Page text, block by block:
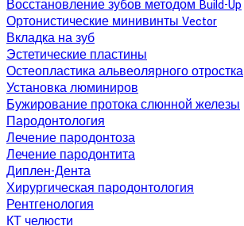
Восстановление зубов методом Build-Up
Ортонистические минивинты Vector
Вкладка на зуб
Эстетические пластины
Остеопластика альвеолярного отростка
Установка люминиров
Бужирование протока слюнной железы
Пародонтология
Лечение пародонтоза
Лечение пародонтита
Диплен-Дента
Хирургическая пародонтология
Рентгенология
КТ челюсти